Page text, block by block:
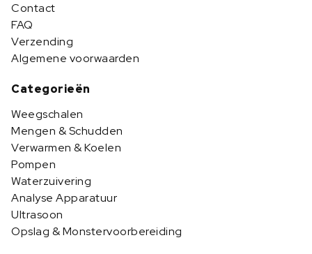
Contact
FAQ
Verzending
Algemene voorwaarden
Categorieën
Weegschalen
Mengen & Schudden
Verwarmen & Koelen
Pompen
Waterzuivering
Analyse Apparatuur
Ultrasoon
Opslag & Monstervoorbereiding